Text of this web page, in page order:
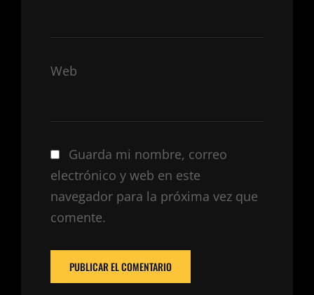
Web
Guarda mi nombre, correo
electrónico y web en este
navegador para la próxima vez que
comente.